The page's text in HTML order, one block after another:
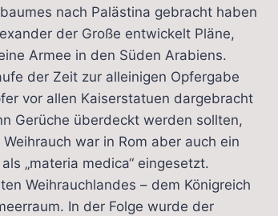
nach Palästina gebracht haben
der Große entwickelt Pläne,
Armee in den Süden Arabiens.
der Zeit zur alleinigen Opfergabe
vor allen Kaiserstatuen dargebracht
Gerüche überdeckt werden sollten,
war in Rom aber auch ein
„materia medica“ eingesetzt.
Weihrauchlandes – dem Königreich
In der Folge wurde der